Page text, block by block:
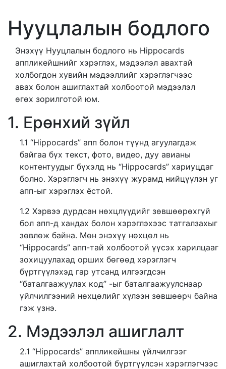
Нууцлалын бодлого
Энэхүү Нууцлалын бодлого нь Hippocards
аппликейшнийг хэрэглэх, мэдээлэл авахтай
холбогдон хувийн мэдээллийг хэрэглэгчээс
авах болон ашиглахтай холбоотой мэдээлэл
өгөх зорилготой юм.
1. Ерөнхий зүйл
1.1 “Hippocards” апп болон түүнд агуулагдаж
байгаа бүх текст, фото, видео, дуу авианы
контентуудыг бүхэлд нь “Hippocards” хариуцдаг
болно. Хэрэглэгч нь энэхүү журамд нийцүүлэн уг
апп-ыг хэрэглэх ёстой.
1.2 Хэрвээ дурдсан нөхцлүүдийг зөвшөөрөхгүй
бол апп-д хандах болон хэрэглэхээс татгалзахыг
зөвлөж байна. Мөн энэхүү нөхцөл нь
“Hippocards” апп-тай холбоотой үүсэх харилцааг
зохицуулахад орших бөгөөд хэрэглэгч
бүртгүүлэхэд гар утсанд илгээгдсэн
“баталгаажуулах код” -ыг баталгаажуулснаар
үйлчилгээний нөхцөлийг хүлээн зөвшөөрч байна
гэж үзнэ.
2. Мэдээлэл ашиглалт
2.1 “Hippocards” аппликейшны үйлчилгээг
ашиглахтай холбоотой бүртгүүлсэн хэрэглэгчээс